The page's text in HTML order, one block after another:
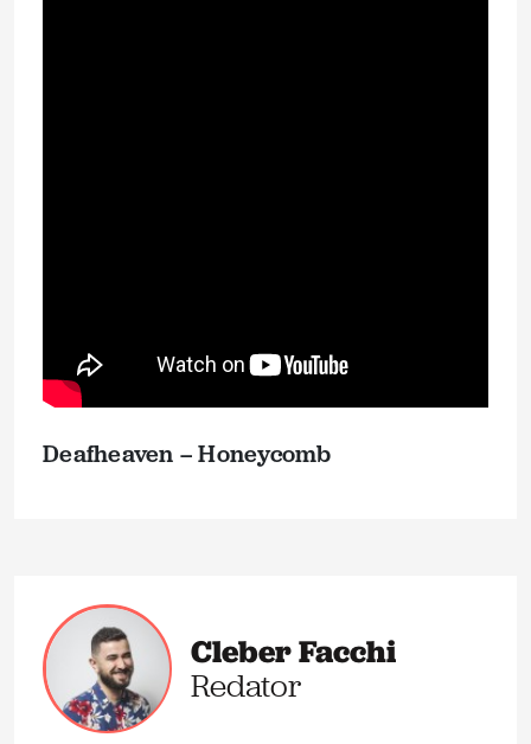
Deafheaven – Honeycomb
Cleber Facchi
Redator